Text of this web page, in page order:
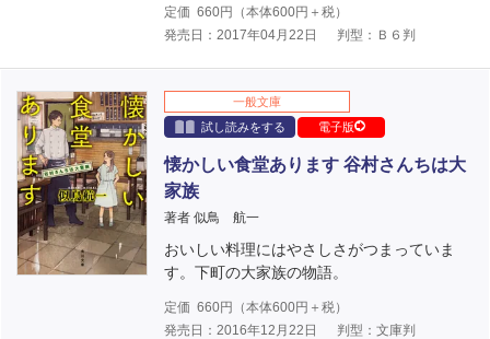
定価 660円（本体600円＋税）
発売日：2017年04月22日
判型：Ｂ６判
一般文庫
試し読みをする
電子版
懐かしい食堂あります 谷村さんちは大
家族
著者 似鳥 航一
おいしい料理にはやさしさがつまっていま
す。下町の大家族の物語。
定価 660円（本体600円＋税）
発売日：2016年12月22日
判型：文庫判